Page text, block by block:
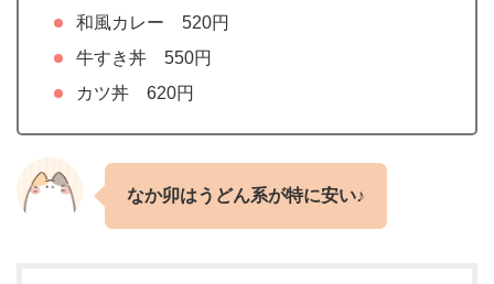
和風カレー 520円
牛すき丼 550円
カツ丼 620円
なか卯はうどん系が特に安い♪